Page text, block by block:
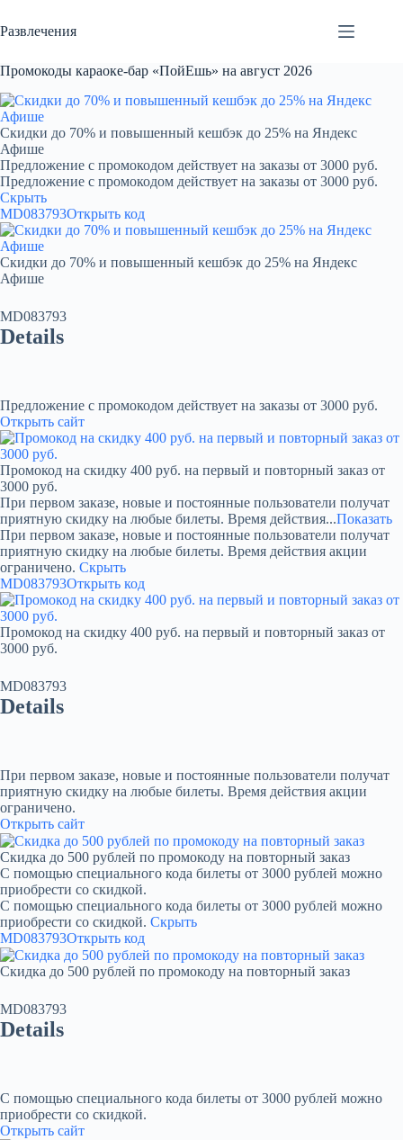
к
сути
Развлечения
Промокоды караоке-бар «ПойЕшь» на август 2026
Скидки до 70% и повышенный кешбэк до 25% на Яндекс
Афише
Предложение с промокодом действует на заказы от 3000 руб.
Предложение с промокодом действует на заказы от 3000 руб.
Скрыть
MD083793Открыть код
Скидки до 70% и повышенный кешбэк до 25% на Яндекс
Афише
MD083793
Details
Предложение с промокодом действует на заказы от 3000 руб.
Открыть сайт
Промокод на скидку 400 руб. на первый и повторный заказ от
3000 руб.
При первом заказе, новые и постоянные пользователи получат
приятную скидку на любые билеты. Время действия...Показать
При первом заказе, новые и постоянные пользователи получат
приятную скидку на любые билеты. Время действия акции
ограничено. Скрыть
MD083793Открыть код
Промокод на скидку 400 руб. на первый и повторный заказ от
3000 руб.
MD083793
Details
При первом заказе, новые и постоянные пользователи получат
приятную скидку на любые билеты. Время действия акции
ограничено.
Открыть сайт
Скидка до 500 рублей по промокоду на повторный заказ
С помощью специального кода билеты от 3000 рублей можно
приобрести со скидкой.
С помощью специального кода билеты от 3000 рублей можно
приобрести со скидкой. Скрыть
MD083793Открыть код
Скидка до 500 рублей по промокоду на повторный заказ
MD083793
Details
С помощью специального кода билеты от 3000 рублей можно
приобрести со скидкой.
Открыть сайт